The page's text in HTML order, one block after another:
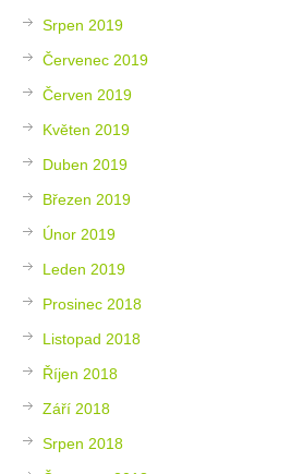
Srpen 2019
Červenec 2019
Červen 2019
Květen 2019
Duben 2019
Březen 2019
Únor 2019
Leden 2019
Prosinec 2018
Listopad 2018
Říjen 2018
Září 2018
Srpen 2018